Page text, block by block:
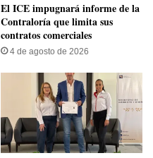
El ICE impugnará informe de la
Contraloría que limita sus
contratos comerciales
4 de agosto de 2026